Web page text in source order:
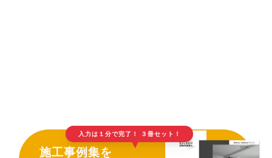
入力は１分で完了！ ３冊セット！
▲
施工事例集を